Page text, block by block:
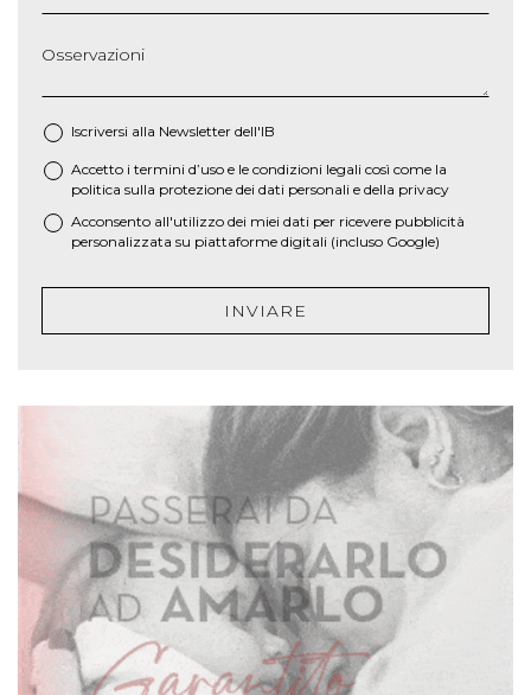
Osservazioni
Iscriversi alla Newsletter dell'IB
* Accetto i termini d’uso e le condizioni legali così come la
politica sulla protezione dei dati personali e della privacy
Acconsento all'utilizzo dei miei dati per ricevere pubblicità
personalizzata su piattaforme digitali (incluso Google)
INVIARE